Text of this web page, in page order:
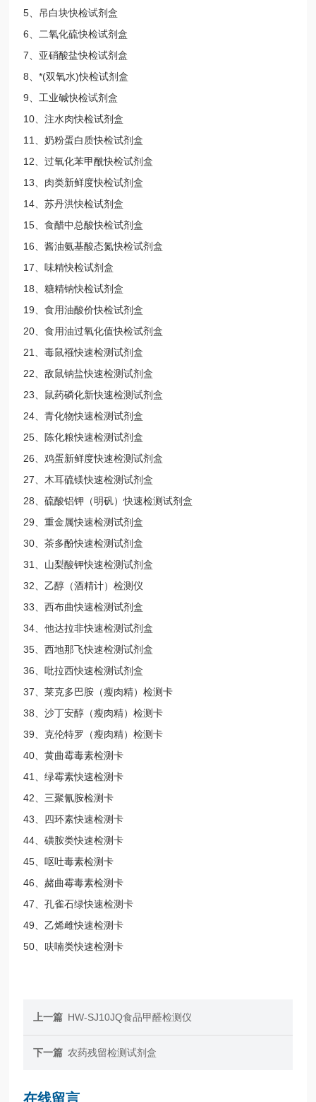
5、吊白块快检试剂盒
6、二氧化硫快检试剂盒
7、亚硝酸盐快检试剂盒
8、*(双氧水)快检试剂盒
9、工业碱快检试剂盒
10、注水肉快检试剂盒
11、奶粉蛋白质快检试剂盒
12、过氧化苯甲酰快检试剂盒
13、肉类新鲜度快检试剂盒
14、苏丹洪快检试剂盒
15、食醋中总酸快检试剂盒
16、酱油氨基酸态氮快检试剂盒
17、味精快检试剂盒
18、糖精钠快检试剂盒
19、食用油酸价快检试剂盒
20、食用油过氧化值快检试剂盒
21、毒鼠襁快速检测试剂盒
22、敌鼠钠盐快速检测试剂盒
23、鼠药磷化新快速检测试剂盒
24、青化物快速检测试剂盒
25、陈化粮快速检测试剂盒
26、鸡蛋新鲜度快速检测试剂盒
27、木耳硫镁快速检测试剂盒
28、硫酸铝钾（明矾）快速检测试剂盒
29、重金属快速检测试剂盒
30、茶多酚快速检测试剂盒
31、山梨酸钾快速检测试剂盒
32、乙醇（酒精计）检测仪
33、西布曲快速检测试剂盒
34、他达拉非快速检测试剂盒
35、西地那飞快速检测试剂盒
36、吡拉西快速检测试剂盒
37、莱克多巴胺（瘦肉精）检测卡
38、沙丁安醇（瘦肉精）检测卡
39、克伦特罗（瘦肉精）检测卡
40、黄曲霉毒素检测卡
41、绿霉素快速检测卡
42、三聚氰胺检测卡
43、四环素快速检测卡
44、磺胺类快速检测卡
45、呕吐毒素检测卡
46、赭曲霉毒素检测卡
47、孔雀石绿快速检测卡
49、乙烯雌快速检测卡
50、呋喃类快速检测卡
上一篇 HW-SJ10JQ食品甲醛检测仪
下一篇 农药残留检测试剂盒
在线留言